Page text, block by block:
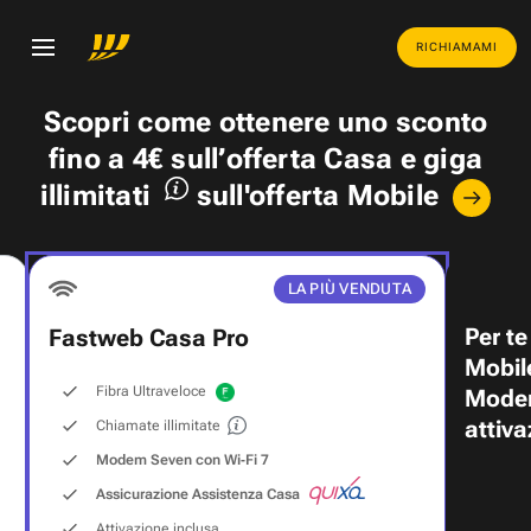
RICHIAMAMI
Scopri come ottenere uno sconto
fino a 4€ sull’offerta Casa egiga
illimitati
sull'offerta Mobile
LA PIÙ VENDUTA
Fastweb Casa Pro
Fibra Ultraveloce
Chiamate illimitate
Modem Seven con Wi‑Fi 7
Assicurazione Assistenza Casa
Per